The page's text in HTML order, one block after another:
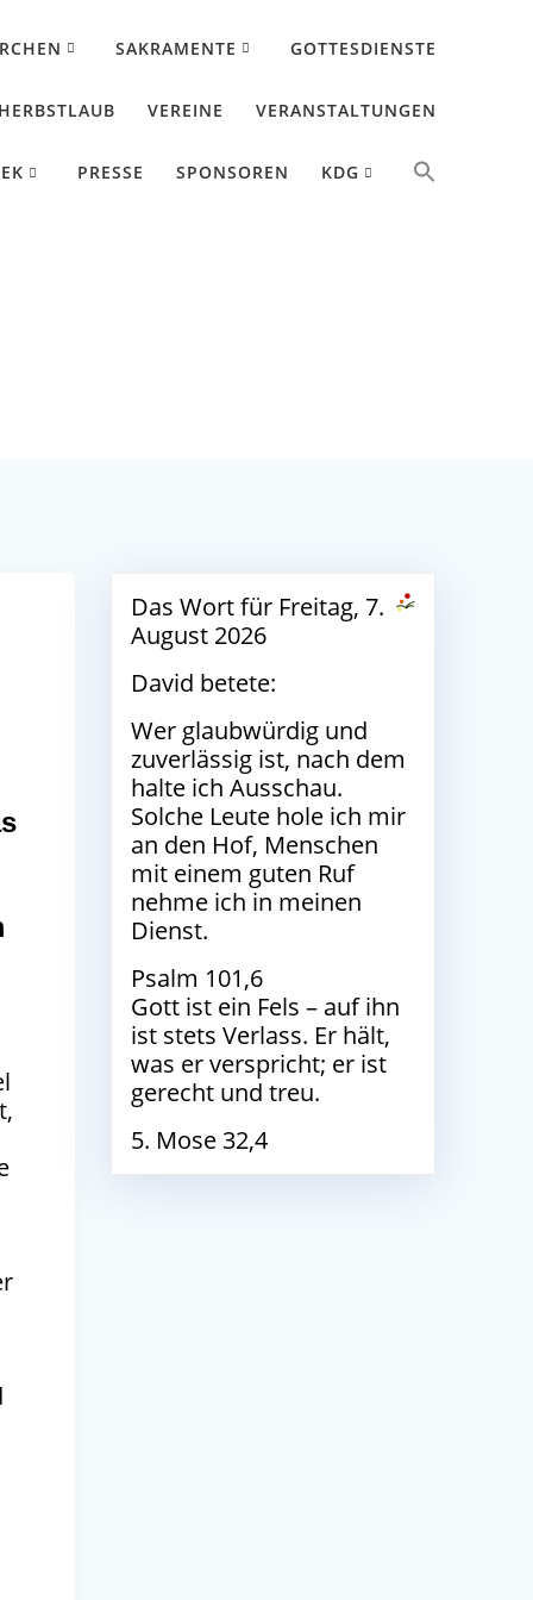
SAKRAMENTE GOTTESDIENSTE
VEREINE VERANSTALTUNGEN
PRESSE SPONSOREN KDG
Das Wort für Freitag, 7.
August 2026
David betete:
Wer glaubwürdig und
zuverlässig ist, nach dem
halte ich Ausschau.
Solche Leute hole ich mir
an den Hof, Menschen
mit einem guten Ruf
nehme ich in meinen
Dienst.
Psalm 101,6
Gott ist ein Fels – auf ihn
ist stets Verlass. Er hält,
was er verspricht; er ist
gerecht und treu.
5. Mose 32,4